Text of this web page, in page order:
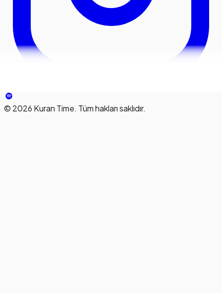
© 2026 Kuran Time. Tüm hakları saklıdır.